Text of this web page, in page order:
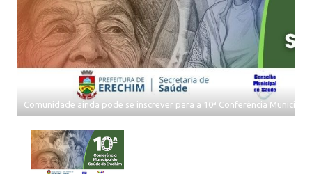
Comunidade ainda pode se inscrever para a 10ª Conferência Municipal